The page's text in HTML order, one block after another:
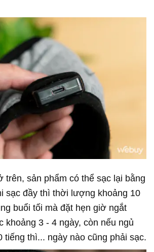
trên, sản phẩm có thể sạc lại bằng
sạc đầy thì thời lượng khoảng 10
buổi tối mà đặt hẹn giờ ngắt
khoảng 3 - 4 ngày, còn nếu ngủ
tiếng thì... ngày nào cũng phải sạc.